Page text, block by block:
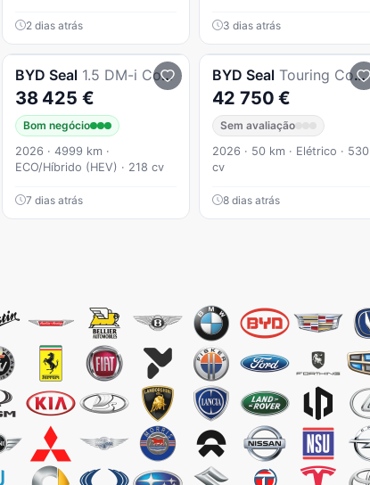
2 dias atrás 3 dias atrás
BYD Seal 1.5 DM-i Comfort
38 425 €
Bom negócio
2026 · 4999 km ·
ECO/Híbrido (HEV) · 218 cv
7 dias atrás
BYD Seal Touring Comfort - 2025
42 750 €
Sem avaliação
2026 · 50 km · Elétrico · 530
cv
8 dias atrás